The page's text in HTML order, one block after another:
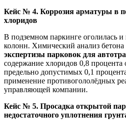
Кейс № 4. Коррозия арматуры в
хлоридов
В подземном паркинге оголилась и
колонн. Химический анализ бетона
экспертизы парковок для
содержание хлоридов 0,8 процента
предельно допустимых 0,1
применение противогололёдных
управляющей компании.
Кейс № 5. Просадка открытой
недостаточного уплотнения